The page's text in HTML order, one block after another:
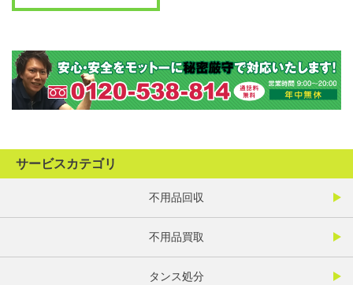
サービスカテゴリ
不用品回収
不用品買取
タンス処分